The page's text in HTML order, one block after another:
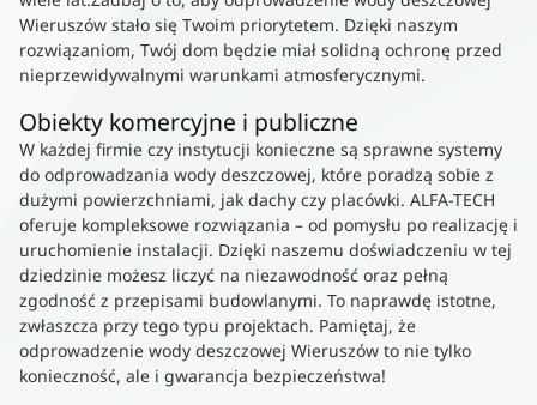
Wieruszów stało się Twoim priorytetem. Dzięki naszym
rozwiązaniom, Twój dom będzie miał solidną ochronę przed
nieprzewidywalnymi warunkami atmosferycznymi.
Obiekty komercyjne i publiczne
W każdej firmie czy instytucji konieczne są sprawne systemy
do odprowadzania wody deszczowej, które poradzą sobie z
dużymi powierzchniami, jak dachy czy placówki. ALFA-TECH
oferuje kompleksowe rozwiązania – od pomysłu po realizację i
uruchomienie instalacji. Dzięki naszemu doświadczeniu w tej
dziedzinie możesz liczyć na niezawodność oraz pełną
zgodność z przepisami budowlanymi. To naprawdę istotne,
zwłaszcza przy tego typu projektach. Pamiętaj, że
odprowadzenie wody deszczowej Wieruszów to nie tylko
konieczność, ale i gwarancja bezpieczeństwa!